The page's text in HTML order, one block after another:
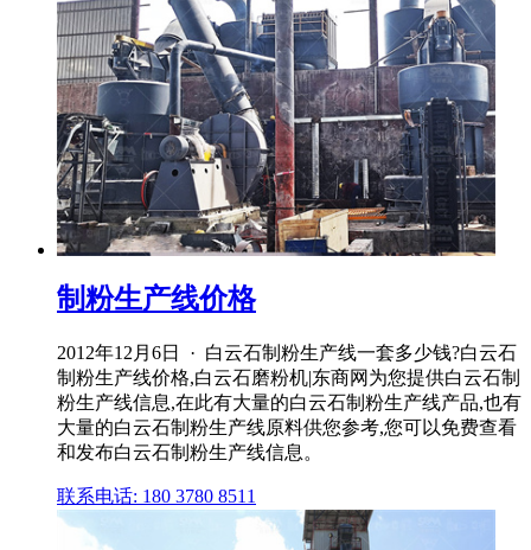
制粉生产线价格
2012年12月6日 · 白云石制粉生产线一套多少钱?白云石
制粉生产线价格,白云石磨粉机|东商网为您提供白云石制
粉生产线信息,在此有大量的白云石制粉生产线产品,也有
大量的白云石制粉生产线原料供您参考,您可以免费查看
和发布白云石制粉生产线信息。
联系电话: 180 3780 8511